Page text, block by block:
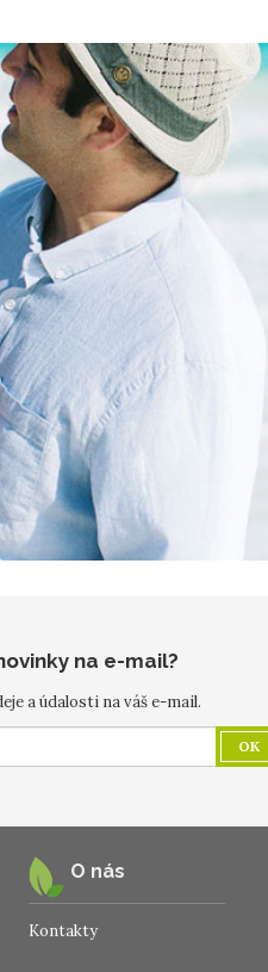
na e-mail?
a údalosti na váš e-mail.
OK
O nás
Kontakty